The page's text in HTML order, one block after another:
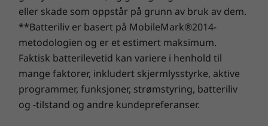
Møter vil aldri bli de samme igjen
Med et bransjeledende vippbart kamera og et
valgfritt stativ for konferansesamtaler kjører
hvert møte mer sømløst. Fjernfeltsmikrofoner
med firedobbel matrise og med 360-graders
2 x 3 W høyttalere med Dolby Atmos ®
Tilbehør: Stativ for konferansesamtaler
Skjermstativ
Fullfunksjons skjermstativ
Vipp: -5 til 20 grader
Løft: 110 mm
eller skade som oppstår på grunn av bruk av dem.
**Batteriliv er basert på MobileMark®2014-
metodologien og er et estimert maksimum.
Faktisk batterilevetid kan variere i henhold til
mange faktorer, inkludert skjermlysstyrke, aktive
programmer, funksjoner, strømstyring, batteriliv
og -tilstand og andre kundepreferanser.